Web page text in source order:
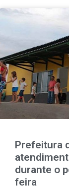
Prefeitura
durante o
feira